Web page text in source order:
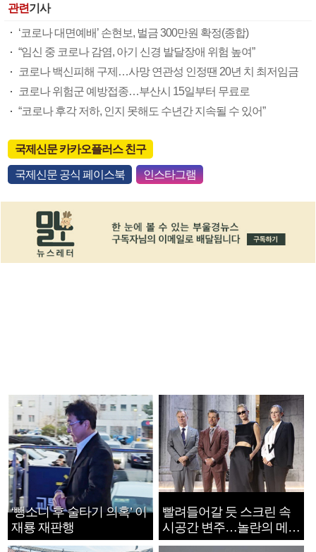
관련기사
‘코로나 대면예배’ 손현보, 벌금 300만원 확정(종합)
“임신 중 코로나 감염, 아기 신경 발달장애 위험 높여”
코로나 백신피해 구제…사망 연관성 인정땐 20년 치 최저임금
코로나 위험군 예방접종…부산시 15일부터 무료로
“코로나 후각 저하, 인지 못해도 수년간 지속될 수 있어”
국제신문 카카오플러스 친구
국제신문 공식 페이스북 인스타그램
‘뺑소니 후 술타기 의혹’ 이
재룡 재판행
빨려들어갈 듯 스크린 속
시공간 변주…놀란의 메시
지는 ‘전쟁 속죄’